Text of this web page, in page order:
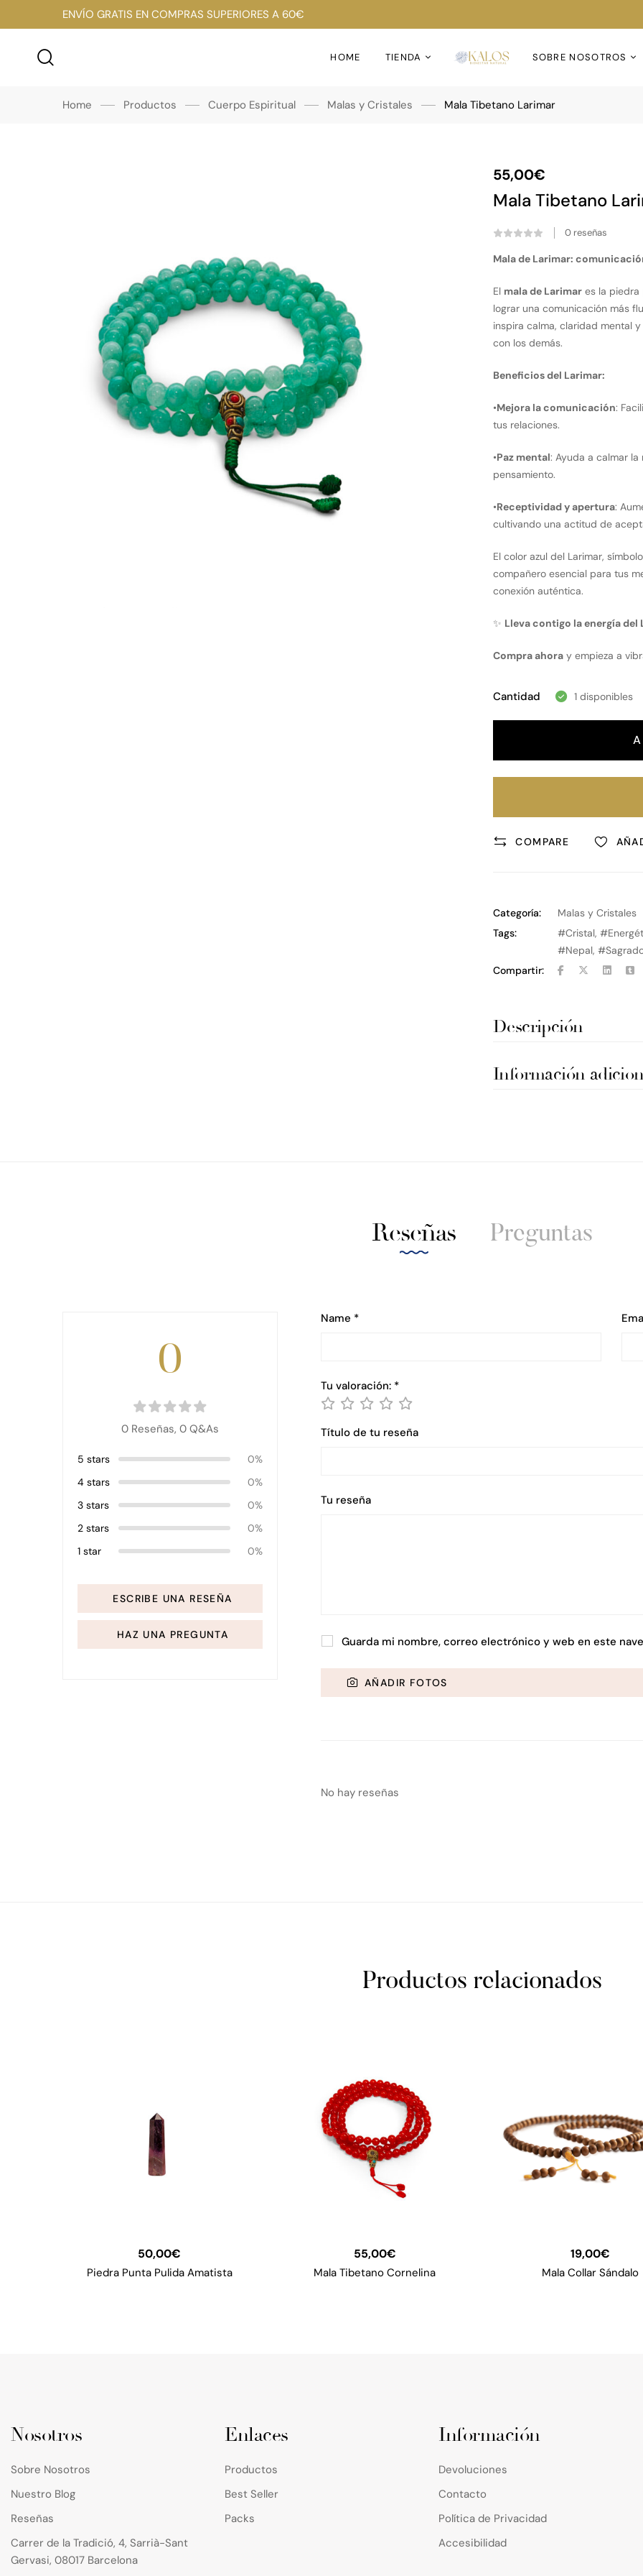
ENVÍO GRATIS EN COMPRAS SUPERIORES A 60€
HOME TIENDA SOBRE NOSOTROS
Home Productos Cuerpo Espiritual Malas y Cristales Mala Tibetano Larimar
55,00€
Mala Tibetano
0 reseñas
Mala de Larimar:
El mala de Larimar es la piedra
lograr una comunicación más
inspira calma, claridad mental
con los demás.
Beneficios del Larimar:
•Mejora la comunicación:
tus relaciones.
•Paz mental: Ayuda a calmar
pensamiento.
•Receptividad y apertura:
cultivando una actitud de
El color azul del Larimar,
compañero esencial para tus
conexión auténtica.
✨ Lleva contigo la energía
Compra ahora y empieza a
Cantidad 1 disponibles
COMPARE
Categoría:
Malas y Cristales
Tags:
Cristal,
Nepal,
Compartir:
Descripción
Información
Reseñas Preguntas
0
0 Reseñas, 0 Q&As
5 stars
0%
4 stars
0%
3 stars
0%
2 stars
0%
1 star
0%
ESCRIBE UNA RESEÑA
HAZ UNA PREGUNTA
Name *
Tu valoración: *
Título de tu reseña
Tu reseña
Guarda mi nombre, correo electrónico y web en este
AÑADIR FOTOS
No hay reseñas
Productos relacionados
50,00€
Piedra Punta Pulida Amatista
55,00€
Mala Tibetano Cornelina
19,00€
Mala Collar Sándalo
Nosotros
Sobre Nosotros
Nuestro Blog
Reseñas
Carrer de la Tradició, 4, Sarrià-Sant
Gervasi, 08017 Barcelona
Enlaces
Productos
Best Seller
Packs
Información
Devoluciones
Contacto
Política de Privacidad
Accesibilidad